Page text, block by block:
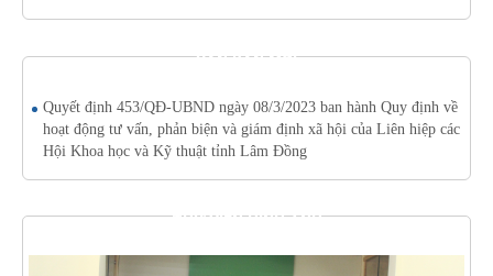
VĂN BẢN MỚI
Quyết định 453/QĐ-UBND ngày 08/3/2023 ban hành Quy định về
hoạt động tư vấn, phản biện và giám định xã hội của Liên hiệp các
Hội Khoa học và Kỹ thuật tỉnh Lâm Đồng
THƯ VIỆN HÌNH ẢNH